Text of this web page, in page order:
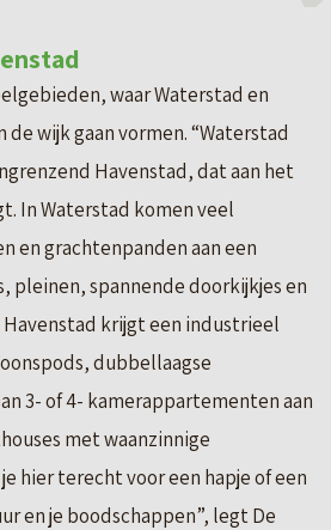
waar Waterstad en
wijk gaan vormen. “Waterstad
Havenstad, dat aan het
In Waterstad komen veel
en grachtenpanden aan een
pleinen, spannende doorkijkjes en
krijgt een industrieel
dubbellaagse
3- of 4- kamerappartementen aan
met waanzinnige
hier terecht voor een hapje of een
en je boodschappen”, legt De